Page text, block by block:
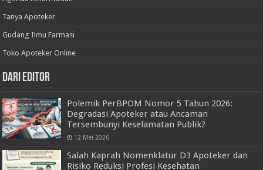
Tanya Apoteker
Gudang Ilmu Farmasi
Toko Apoteker Online
Dari Editor
Polemik PerBPOM Nomor 5 Tahun 2026:
Degradasi Apoteker atau Ancaman
Tersembunyi Keselamatan Publik?
12 Mei 2026
Salah Kaprah Nomenklatur D3 Apoteker dan
Risiko Reduksi Profesi Kesehatan